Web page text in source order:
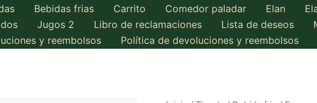
Bebidas frias Carrito Comedor paladar Elan
Jugos 2 Libro de reclamaciones Lista de deseos
y reembolsos Política de devoluciones y reembolsos